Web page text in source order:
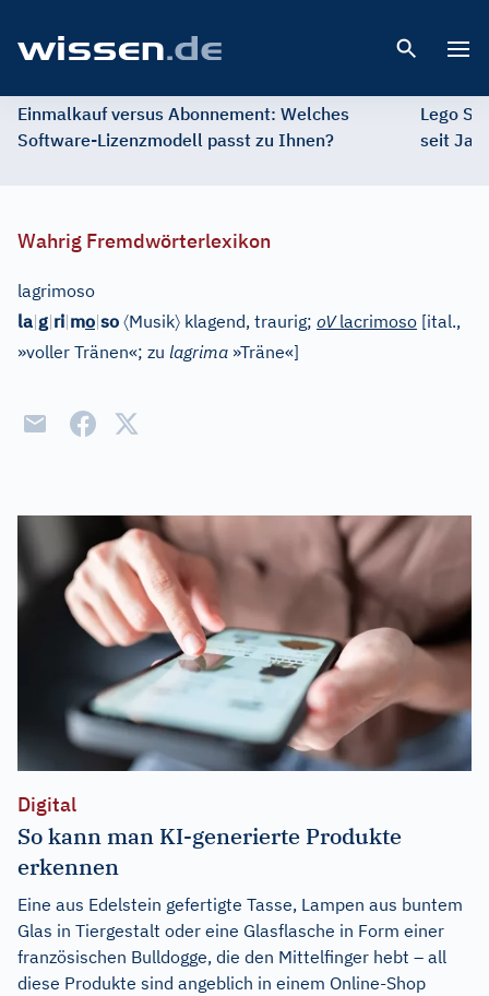
Einmalkauf versus Abonnement: Welches
Software-Lizenzmodell passt zu Ihnen?
Lego
seit
Wahrig Fremdwörterlexikon
lagrimoso
la|g|ri|mo|so 〈Musik〉 klagend, traurig; oVlacrimoso [ital.,
»voller Tränen«; zu lagrima »Träne«]
Digital
So kann man KI-generierte Produkte
erkennen
Eine aus Edelstein gefertigte Tasse, Lampen aus buntem
Glas in Tiergestalt oder eine Glasflasche in Form einer
französischen Bulldogge, die den Mittelfinger hebt – all
diese Produkte sind angeblich in einem Online-Shop